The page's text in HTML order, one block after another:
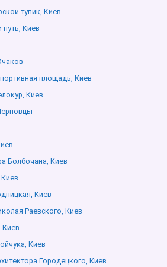
тупик, Киев
Киев
площадь, Киев
Киев
Болбочана, Киев
Киев
Раевского, Киев
Киев
Киев
Городецкого, Киев